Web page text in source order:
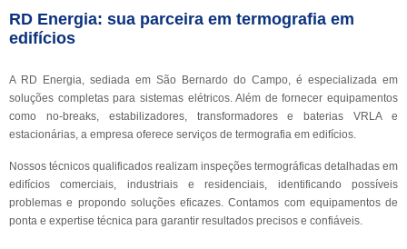
RD Energia: sua parceira em termografia em
edifícios
A RD Energia, sediada em São Bernardo do Campo, é especializada em
soluções completas para sistemas elétricos. Além de fornecer equipamentos
como no-breaks, estabilizadores, transformadores e baterias VRLA e
estacionárias, a empresa oferece serviços de termografia em edifícios.
Nossos técnicos qualificados realizam inspeções termográficas detalhadas em
edifícios comerciais, industriais e residenciais, identificando possíveis
problemas e propondo soluções eficazes. Contamos com equipamentos de
ponta e expertise técnica para garantir resultados precisos e confiáveis.